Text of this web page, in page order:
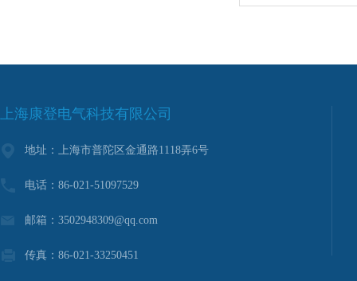
上海康登电气科技有限公司
地址：上海市普陀区金通路1118弄6号
电话：86-021-51097529
邮箱：3502948309@qq.com
传真：86-021-33250451